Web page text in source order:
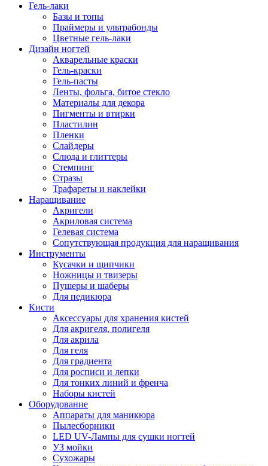
Гель-лаки
Базы и топы
Праймеры и ультрабонды
Цветные гель-лаки
Дизайн ногтей
Акварельные краски
Гель-краски
Гель-пасты
Ленты, фольга, битое стекло
Материалы для декора
Пигменты и втирки
Пластилин
Пленки
Слайдеры
Слюда и глиттеры
Стемпинг
Стразы
Трафареты и наклейки
Наращивание
Акригели
Акриловая система
Гелевая система
Сопутствующая продукция для наращивания
Инструменты
Кусачки и щипчики
Ножницы и твизеры
Пушеры и шаберы
Для педикюра
Кисти
Аксессуары для хранения кистей
Для акригеля, полигеля
Для акрила
Для геля
Для градиента
Для росписи и лепки
Для тонких линий и френча
Наборы кистей
Оборудование
Аппараты для маникюра
Пылесборники
LED UV-Лампы для сушки ногтей
УЗ мойки
Сухожары